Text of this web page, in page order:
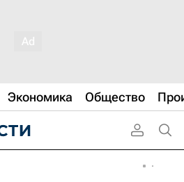
Экономика Общество